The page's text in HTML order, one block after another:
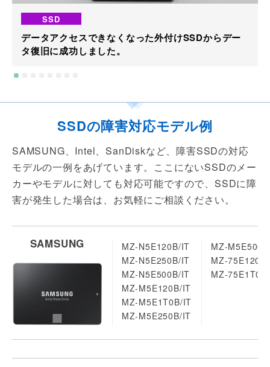
SSD
データアクセスできなくなった外付けSSDからデー
タ復旧に成功しました。
SSDの障害対応モデル例
SAMSUNG、Intel、SanDiskなど、障害SSDの対応
モデルの一例をあげています。ここにないSSDのメー
カーやモデルに対しても対応可能ですので、SSDに障
害が発生した場合は、お気軽にご相談ください。
SAMSUNG
MZ-N5E120B/IT
MZ-N5E250B/IT
MZ-N5E500B/IT
MZ-M5E120B/IT
MZ-M5E1T0B/IT
MZ-M5E250B/IT
MZ-
MZ-
MZ-